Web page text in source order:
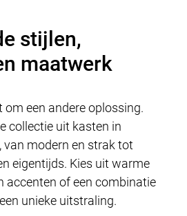
stijlen,
maatwerk
een andere oplossing.
collectie uit kasten in
van modern en strak tot
eigentijds. Kies uit warme
accenten of een combinatie
unieke uitstraling.